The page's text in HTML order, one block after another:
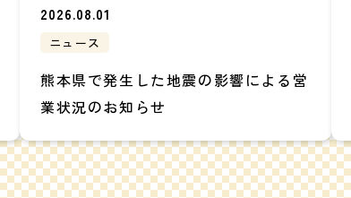
2026.08.01
ニュース
熊本県で発生した地震の影響による営
業状況のお知らせ